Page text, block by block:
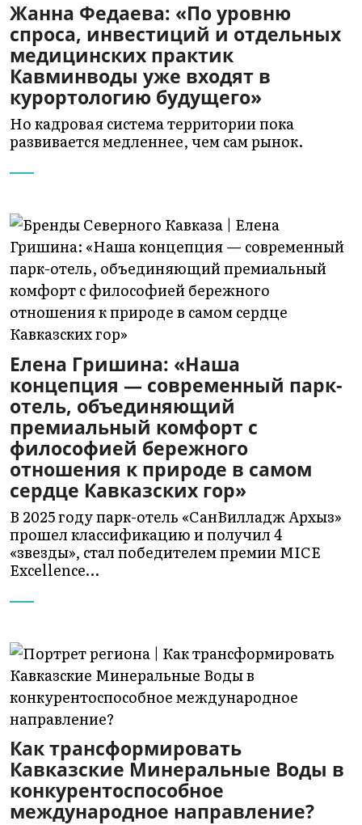
Жанна Федаева: «По уровню
спроса, инвестиций и отдельных
медицинских практик
Кавминводы уже входят в
курортологию будущего»
Но кадровая система территории пока
развивается медленнее, чем сам рынок.
Елена Гришина: «Наша
концепция — современный парк-
отель, объединяющий
премиальный комфорт с
философией бережного
отношения к природе в самом
сердце Кавказских гор»
В 2025 году парк-отель «СанВилладж Архыз»
прошел классификацию и получил 4
«звезды», стал победителем премии MICE
Excellence…
Как трансформировать
Кавказские Минеральные Воды в
конкурентоспособное
международное направление?